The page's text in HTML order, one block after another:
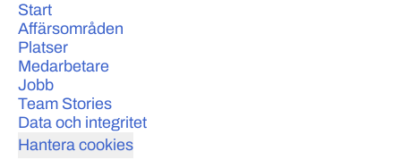
Start
Affärsområden
Platser
Medarbetare
Jobb
Team Stories
Data och integritet
Hantera cookies